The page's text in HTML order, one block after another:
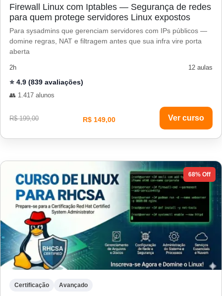
Firewall Linux com Iptables — Segurança de redes
para quem protege servidores Linux expostos
Para sysadmins que gerenciam servidores com IPs públicos —
domine regras, NAT e filtragem antes que sua infra vire porta
aberta
2h 12 aulas
⭐ 4.9 (839 avaliações)
👥 1.417 alunos
R$ 199,00 R$ 149,00 Ver curso
68% Off
Certificação Avançado